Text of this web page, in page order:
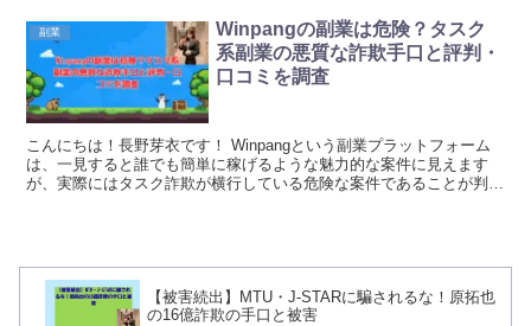
副業
Winpangの副業は危険？タスク
系副業の悪質な詐欺手口と評判・
口コミを調査
こんにちは！長野芽衣です！ Winpangという副業プラットフォーム
は、一見すると誰でも簡単に稼げるような魅力的な案件に見えます
が、実際にはタスク詐欺が横行している危険な案件であることが判明
【被害続出】MTU・J-STARに騙されるな！原拓也
の16億詐欺の手口と被害